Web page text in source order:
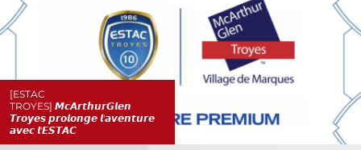
[ESTAC
TROYES] 𝙈𝙘𝘼𝙧𝙩𝙝𝙪𝙧𝙂𝙡𝙚𝙣
𝙏𝙧𝙤𝙮𝙚𝙨 𝙥𝙧𝙤𝙡𝙤𝙣𝙜𝙚 𝙡'𝙖𝙫𝙚𝙣𝙩𝙪𝙧𝙚
𝙖𝙫𝙚𝙘 𝙡'𝙀𝙎𝙏𝘼𝘾